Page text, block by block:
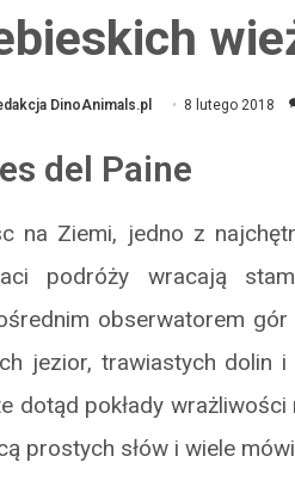
DinoAnimals.pl 8 lutego 2018
del Paine
na Ziemi, jedno z
podróży wracają
obserwatorem
jezior, trawiastych dolin
dotąd pokłady
prostych słów i wiele